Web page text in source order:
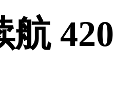
航 420